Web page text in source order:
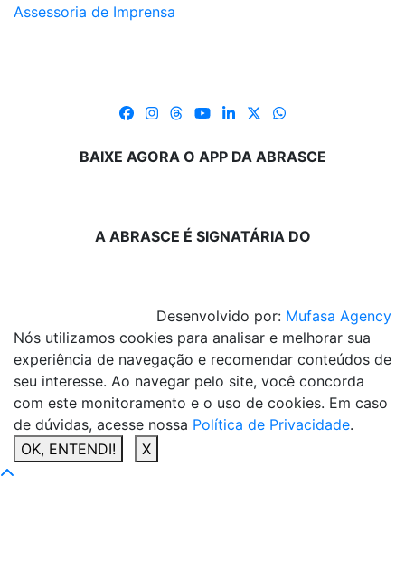
Assessoria de Imprensa
BAIXE AGORA O APP DA ABRASCE
A ABRASCE É SIGNATÁRIA DO
Desenvolvido por: Mufasa Agency
Nós utilizamos cookies para analisar e melhorar sua
experiência de navegação e recomendar conteúdos de
seu interesse. Ao navegar pelo site, você concorda
com este monitoramento e o uso de cookies. Em caso
de dúvidas, acesse nossa Política de Privacidade.
OK, ENTENDI!
X